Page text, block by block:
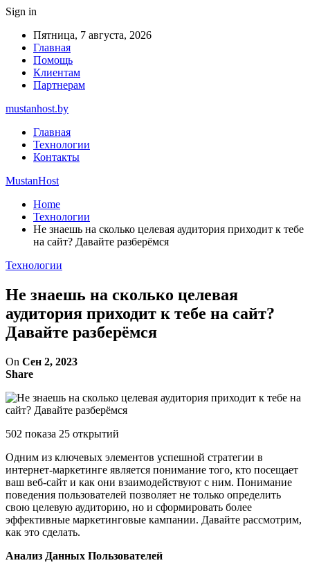
Sign in
Пятница, 7 августа, 2026
Главная
Помощь
Клиентам
Партнерам
mustanhost.by
Главная
Технологии
Контакты
MustanHost
Home
Технологии
Не знаешь на сколько целевая аудитория приходит к тебе
на сайт? Давайте разберёмся
Технологии
Не знаешь на сколько целевая
аудитория приходит к тебе на сайт?
Давайте разберёмся
On Сен 2, 2023
Share
502 показа 25 открытий
Одним из ключевых элементов успешной стратегии в
интернет-маркетинге является понимание того, кто посещает
ваш веб-сайт и как они взаимодействуют с ним. Понимание
поведения пользователей позволяет не только определить
свою целевую аудиторию, но и сформировать более
эффективные маркетинговые кампании. Давайте рассмотрим,
как это сделать.
Анализ Данных Пользователей